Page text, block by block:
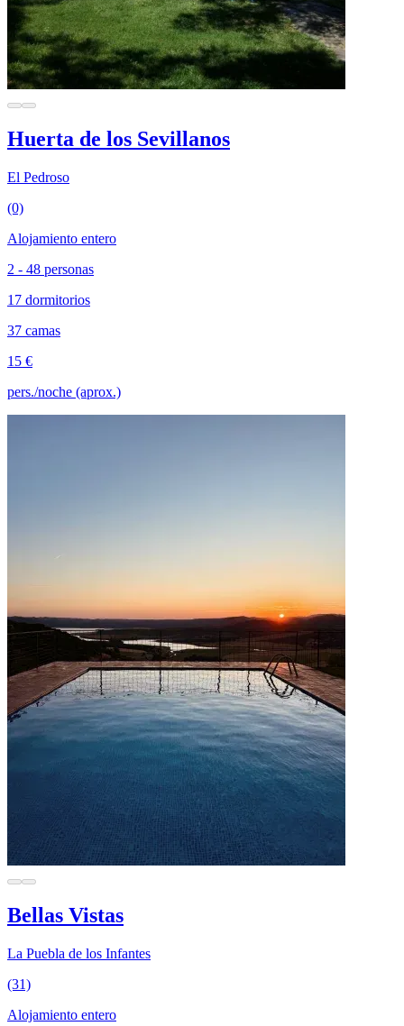
Huerta de los Sevillanos
El Pedroso
(0)
Alojamiento entero
2 - 48 personas
17 dormitorios
37 camas
15 €
pers./noche (aprox.)
Bellas Vistas
La Puebla de los Infantes
(31)
Alojamiento entero